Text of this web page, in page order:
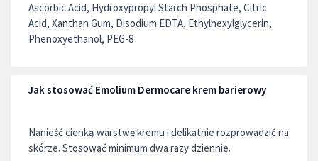
Ascorbic Acid, Hydroxypropyl Starch Phosphate, Citric
Acid, Xanthan Gum, Disodium EDTA, Ethylhexylglycerin,
Phenoxyethanol, PEG-8
Jak stosować Emolium Dermocare krem barierowy
Nanieść cienką warstwę kremu i delikatnie rozprowadzić na
skórze. Stosować minimum dwa razy dziennie.